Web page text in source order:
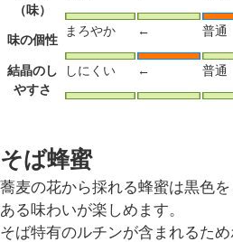
（味）
味の個性
まろやか ← 普通
結晶のし
やすさ
しにくい ← 普通
そば蜂蜜
蕎麦の花から採れる蜂蜜は黒色
ある味わいが楽しめます。
そば特有のルチンが含まれるた